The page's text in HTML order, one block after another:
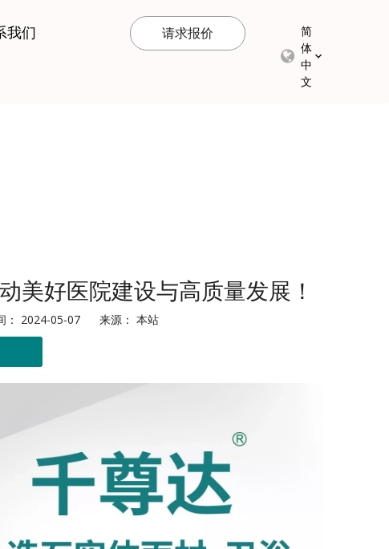
我们 请求报价
简
体
中
文
美好医院建设与高质量发展！
2024-05-07 来源： 本站